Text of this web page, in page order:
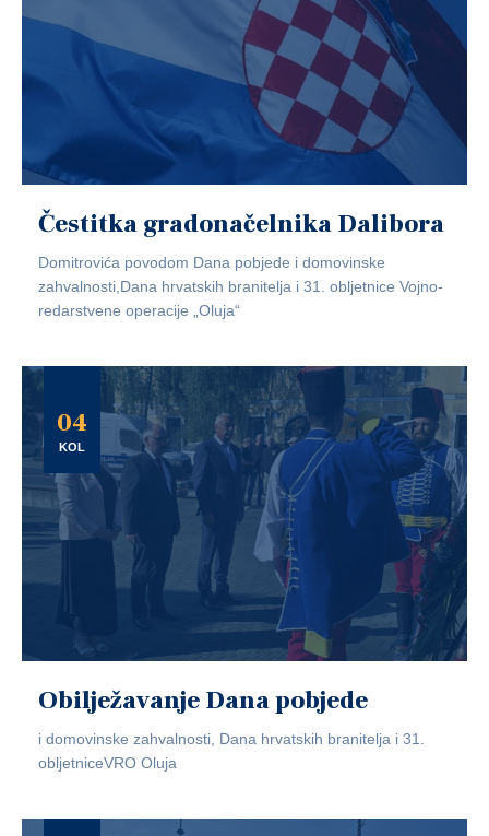
Čestitka gradonačelnika Dalibora
Domitrovića povodom Dana pobjede i domovinske
zahvalnosti,Dana hrvatskih branitelja i 31. obljetnice Vojno-
redarstvene operacije „Oluja“
04
KOL
Obilježavanje Dana pobjede
i domovinske zahvalnosti, Dana hrvatskih branitelja i 31.
obljetniceVRO Oluja